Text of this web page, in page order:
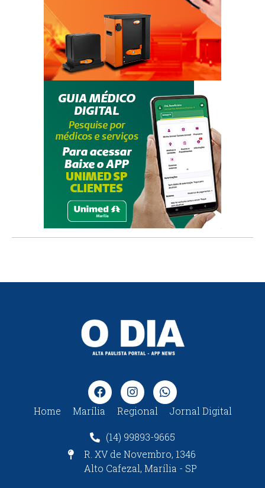
Home Marília Regional Jornal Digital
(14) 99893-9665
R. XV de Novembro, 1346
Alto Cafezal, Marília - SP